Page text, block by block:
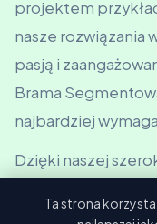
projektem
nasze rozwiązania
pasją i
Brama
najbardziej
Dzięki naszej
najwyższe
Ta strona